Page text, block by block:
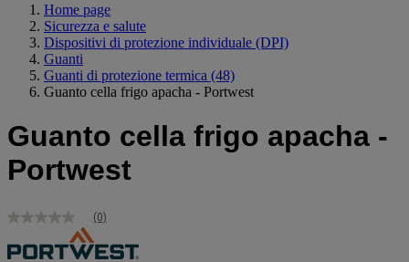
Home page
Sicurezza e salute
Dispositivi di protezione individuale (DPI)
Guanti
Guanti di protezione termica (48)
Guanto cella frigo apacha - Portwest
Guanto cella frigo apacha -
Portwest
Nessuna
valutazione
Stesso
(0)